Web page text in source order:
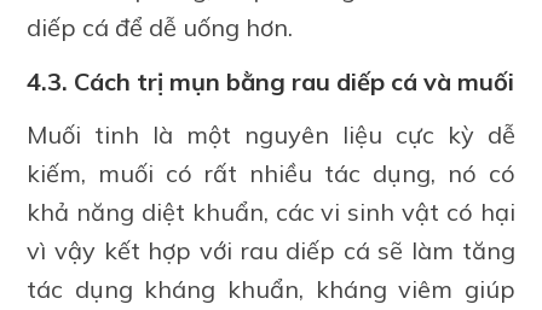
diếp cá để dễ uống hơn.
4.3. Cách trị mụn bằng rau diếp cá và muối
Muối tinh là một nguyên liệu cực kỳ dễ
kiếm, muối có rất nhiều tác dụng, nó có
khả năng diệt khuẩn, các vi sinh vật có hại
vì vậy kết hợp với rau diếp cá sẽ làm tăng
tác dụng kháng khuẩn, kháng viêm giúp